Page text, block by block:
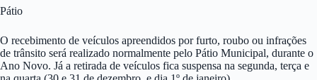
Pátio
O recebimento de veículos apreendidos por furto, roubo ou infrações
de trânsito será realizado normalmente pelo Pátio Municipal, durante o
Ano Novo. Já a retirada de veículos fica suspensa na segunda, terça e